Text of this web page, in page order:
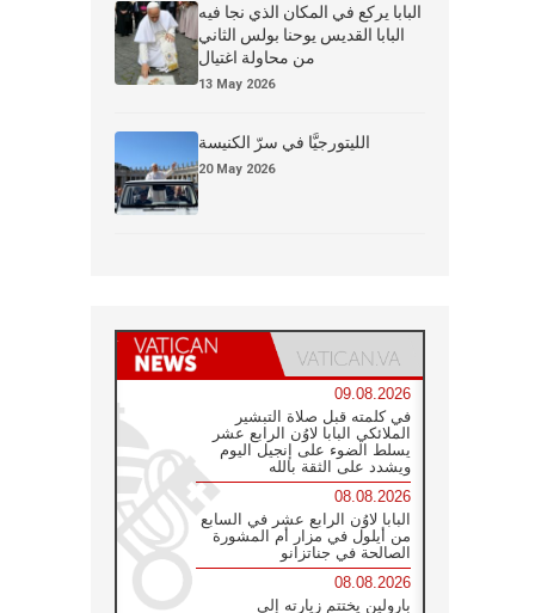
البابا يركع في المكان الذي نجا فيه
البابا القديس يوحنا بولس الثاني
من محاولة اغتيال
13 May 2026
الليتورجيَّا في سرّ الكنيسة
20 May 2026
09.08.2026
في كلمته قبل صلاة التبشير
الملائكي البابا لاوُن الرابع عشر
يسلط الضوء على إنجيل اليوم
ويشدد على الثقة بالله
08.08.2026
البابا لاوُن الرابع عشر في السابع
من أيلول في مزار أم المشورة
الصالحة في جناتزانو
08.08.2026
بارولين يختتم زيارته إلى